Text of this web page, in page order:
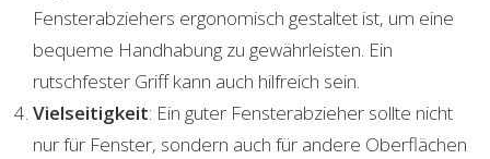
Fensterabziehers ergonomisch gestaltet ist, um eine
bequeme Handhabung zu gewährleisten. Ein
rutschfester Griff kann auch hilfreich sein.
Vielseitigkeit: Ein guter Fensterabzieher sollte nicht
nur für Fenster, sondern auch für andere Oberflächen